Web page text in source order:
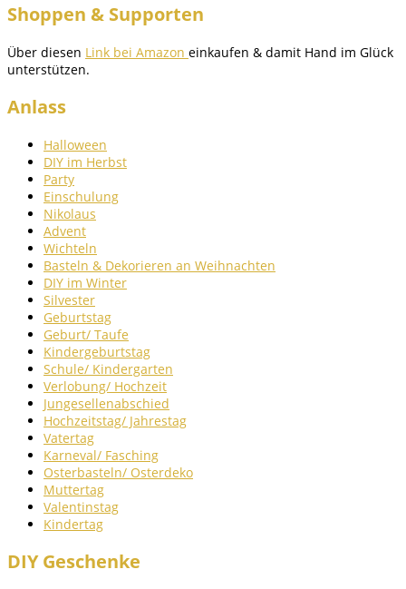
Shoppen & Supporten
Über diesen Link bei Amazon einkaufen & damit Hand im Glück
unterstützen.
Anlass
Halloween
DIY im Herbst
Party
Einschulung
Nikolaus
Advent
Wichteln
Basteln & Dekorieren an Weihnachten
DIY im Winter
Silvester
Geburtstag
Geburt/ Taufe
Kindergeburtstag
Schule/ Kindergarten
Verlobung/ Hochzeit
Jungesellenabschied
Hochzeitstag/ Jahrestag
Vatertag
Karneval/ Fasching
Osterbasteln/ Osterdeko
Muttertag
Valentinstag
Kindertag
DIY Geschenke